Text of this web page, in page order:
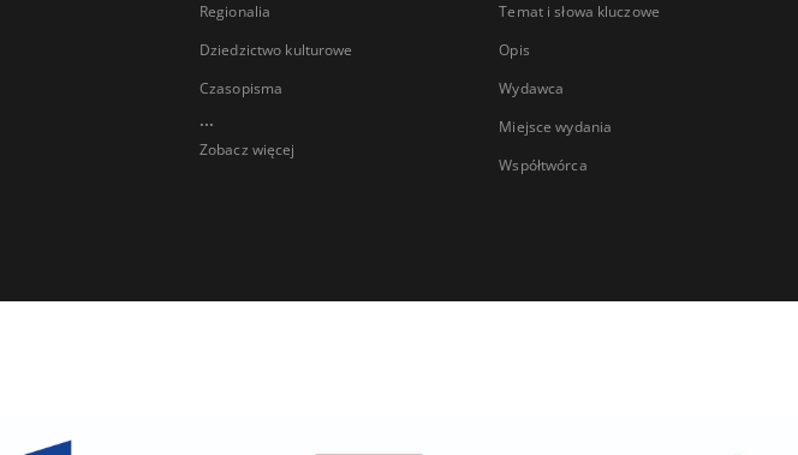
Regionalia
Dziedzictwo kulturowe
Czasopisma
...
Zobacz więcej
Temat i słowa kluczowe
Opis
Wydawca
Miejsce wydania
Współtwórca